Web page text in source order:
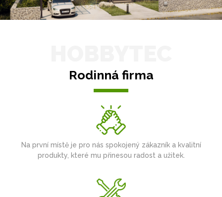
Rodinná firma
Na první místě je pro nás spokojený zákazník a kvalitní
produkty, které mu přinesou radost a užitek.